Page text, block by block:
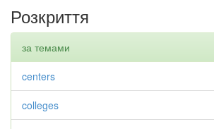
Розкриття
за темами
centers
colleges